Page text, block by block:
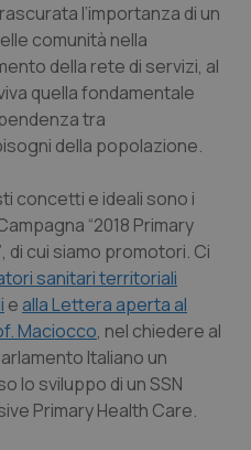
l’importanza di un
comunità nella
della rete di servizi, al
quella fondamentale
tra
della popolazione.
concetti e ideali sono i
“2018 Primary
, di cui siamo promotori. Ci
sanitari territoriali
e alla Lettera aperta al
Maciocco, nel chiedere al
Italiano un
lo sviluppo di un SSN
Primary Health Care.